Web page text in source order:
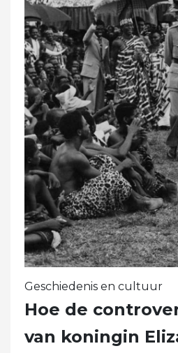
Geschiedenis en cultuur
Hoe de
van koningin